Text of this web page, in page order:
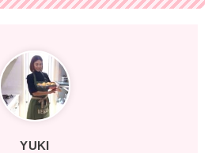
YUKI